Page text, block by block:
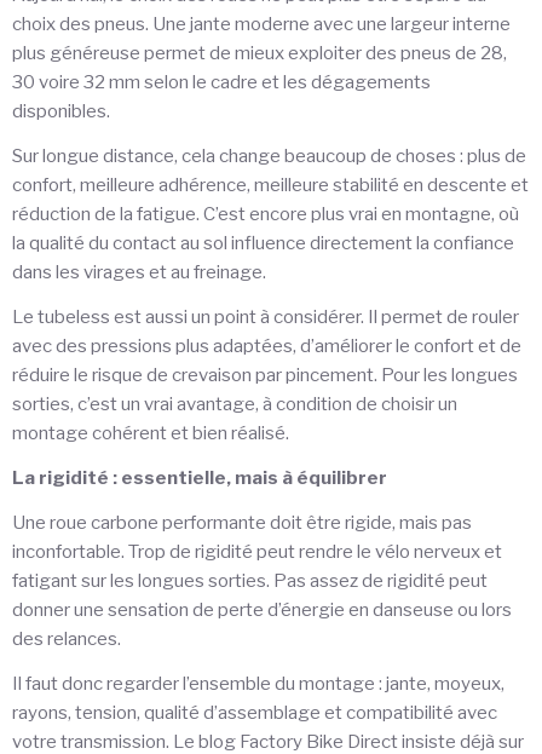
choix des pneus. Une jante moderne avec une largeur interne
plus généreuse permet de mieux exploiter des pneus de 28,
30 voire 32 mm selon le cadre et les dégagements
disponibles.
Sur longue distance, cela change beaucoup de choses : plus de
confort, meilleure adhérence, meilleure stabilité en descente et
réduction de la fatigue. C’est encore plus vrai en montagne, où
la qualité du contact au sol influence directement la confiance
dans les virages et au freinage.
Le tubeless est aussi un point à considérer. Il permet de rouler
avec des pressions plus adaptées, d’améliorer le confort et de
réduire le risque de crevaison par pincement. Pour les longues
sorties, c’est un vrai avantage, à condition de choisir un
montage cohérent et bien réalisé.
La rigidité : essentielle, mais à équilibrer
Une roue carbone performante doit être rigide, mais pas
inconfortable. Trop de rigidité peut rendre le vélo nerveux et
fatigant sur les longues sorties. Pas assez de rigidité peut
donner une sensation de perte d’énergie en danseuse ou lors
des relances.
Il faut donc regarder l’ensemble du montage : jante, moyeux,
rayons, tension, qualité d’assemblage et compatibilité avec
votre transmission. Le blog Factory Bike Direct insiste déjà sur